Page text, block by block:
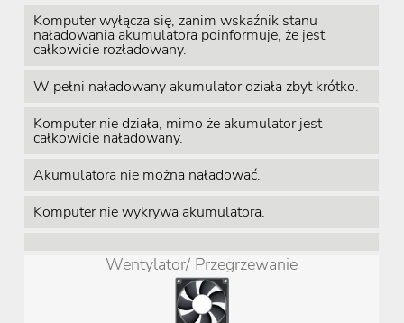
Komputer wyłącza się, zanim wskaźnik stanu
naładowania akumulatora poinformuje, że jest
całkowicie rozładowany.
W pełni naładowany akumulator działa zbyt krótko.
Komputer nie działa, mimo że akumulator jest
całkowicie naładowany.
Akumulatora nie można naładować.
Komputer nie wykrywa akumulatora.
Wentylator/ Przegrzewanie